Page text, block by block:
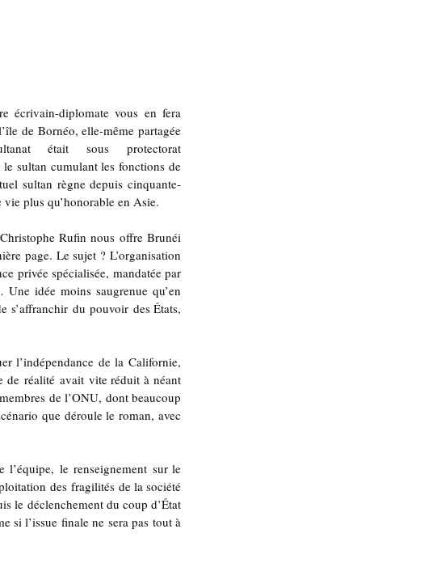
écrivain-diplomate vous en fera
de Bornéo, elle-même partagée
était sous protectorat
le sultan cumulant les fonctions de
sultan règne depuis cinquante-
plus qu’honorable en Asie.
Rufin nous offre Brunéi
page. Le sujet ? L’organisation
privée spécialisée, mandatée par
idée moins saugrenue qu’en
s’affranchir du pouvoir des États,
l’indépendance de la Californie,
de réalité avait vite réduit à néant
de l’ONU, dont beaucoup
que déroule le roman, avec
l’équipe, le renseignement sur le
des fragilités de la société
le déclenchement du coup d’État
si l’issue finale ne sera pas tout à